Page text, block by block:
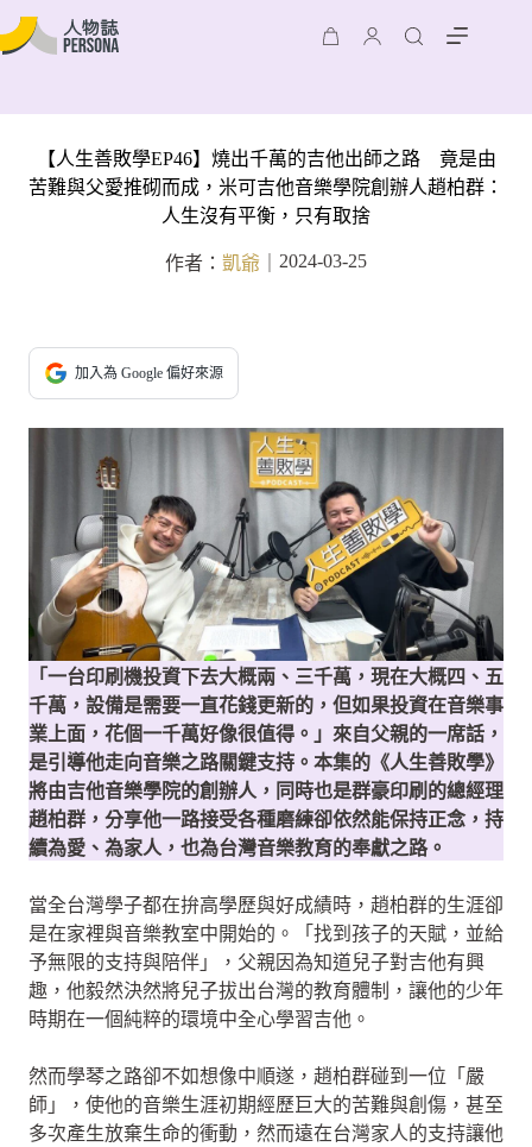
【人生善敗學EP46】燒出千萬的吉他出師之路 竟是由
苦難與父愛推砌而成，米可吉他音樂學院創辦人趙柏群：
人生沒有平衡，只有取捨
作者： 凱爺 2024-03-25
加入為 Google 偏好來源
「一台印刷機投資下去大概兩、三千萬，現在大概四、五
千萬，設備是需要一直花錢更新的，但如果投資在音樂事
業上面，花個一千萬好像很值得。」來自父親的一席話，
是引導他走向音樂之路關鍵支持。本集的《人生善敗學》
將由吉他音樂學院的創辦人，同時也是群豪印刷的總經理
趙柏群，分享他一路接受各種磨練卻依然能保持正念，持
續為愛、為家人，也為台灣音樂教育的奉獻之路。
當全台灣學子都在拚高學歷與好成績時，趙柏群的生涯卻
是在家裡與音樂教室中開始的。「找到孩子的天賦，並給
予無限的支持與陪伴」，父親因為知道兒子對吉他有興
趣，他毅然決然將兒子拔出台灣的教育體制，讓他的少年
時期在一個純粹的環境中全心學習吉他。
然而學琴之路卻不如想像中順遂，趙柏群碰到一位「嚴
師」，使他的音樂生涯初期經歷巨大的苦難與創傷，甚至
多次產生放棄生命的衝動，然而遠在台灣家人的支持讓他